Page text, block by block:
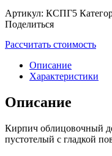
Артикул: КСПГ5
Поделиться
Рассчитать стоимость
Описание
Характеристики
Описание
Кирпич облицовочный
пустотелый с гладкой